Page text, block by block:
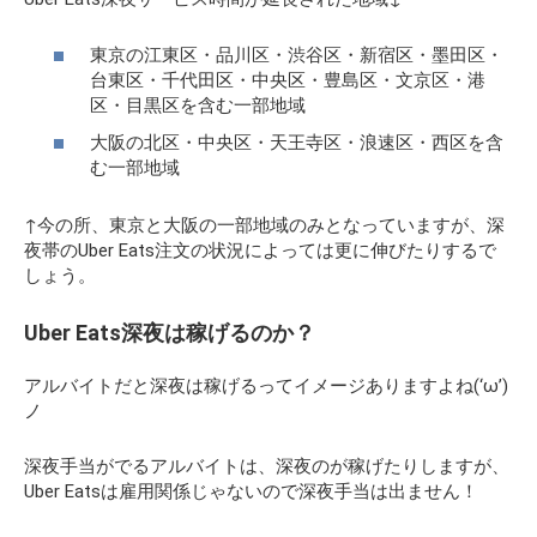
東京の江東区・品川区・渋谷区・新宿区・墨田区・
台東区・千代田区・中央区・豊島区・文京区・港
区・目黒区を含む一部地域
大阪の北区・中央区・天王寺区・浪速区・西区を含
む一部地域
↑今の所、東京と大阪の一部地域のみとなっていますが、深
夜帯のUber Eats注文の状況によっては更に伸びたりするで
しょう。
Uber Eats深夜は稼げるのか？
アルバイトだと深夜は稼げるってイメージありますよね(‘ω’)
ノ
深夜手当がでるアルバイトは、深夜のが稼げたりしますが、
Uber Eatsは雇用関係じゃないので深夜手当は出ません！